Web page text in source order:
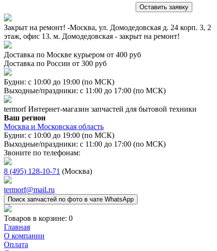
Закрыт на ремонт! -Москва, ул. Домодедовская д. 24 корп. 3, 2
этаж, офис 13. м. Домодедовская - закрыт на ремонт!
Доставка по Москве курьером от 400 руб
Доставка по России от 300 руб
Будни: с 10:00 до 19:00 (по МСК)
Выходные/праздники: с 11:00 до 17:00 (по МСК)
termorf Интернет-магазин запчастей для бытовой техники
Ваш регион
Москва и Московская область
Будни: с 10:00 до 19:00 (по МСК)
Выходные/праздники: с 11:00 до 17:00 (по МСК)
Звоните по телефонам:
8 (495) 128-10-71 (Москва)
termorf@mail.ru
Поиск запчастей по фото в чате WhatsApp
Товаров в корзине: 0
Главная
О компании
Оплата